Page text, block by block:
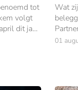
tot
volgt
dit jaar
Wat
vanuit
01